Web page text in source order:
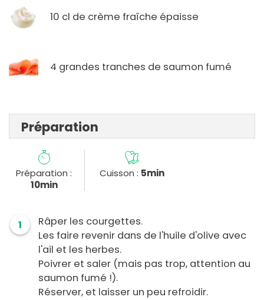
10 cl de crème fraîche épaisse
4 grandes tranches de saumon fumé
Préparation
Préparation :
10min
Cuisson : 5min
1
Râper les courgettes.
Les faire revenir dans de l'huile d'olive avec
l'ail et les herbes.
Poivrer et saler (mais pas trop, attention au
saumon fumé !).
Réserver, et laisser un peu refroidir.